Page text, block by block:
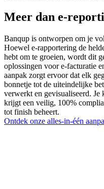
Meer dan e-
Banqup is ontworpen om je
Hoewel e-rapportering de
hebt om te groeien, wordt dit
oplossingen voor e-facturatie
aanpak zorgt ervoor dat elk
bonnetje tot de uiteindelijke
verwerkt en gevisualiseerd. Je
krijgt een veilig, 100%
tot finish beheert.
Ontdek onze alles-in-één